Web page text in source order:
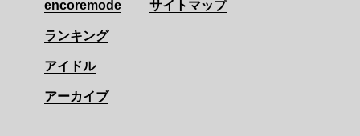
encoremode
ランキング
アイドル
アーカイブ
サイトマップ